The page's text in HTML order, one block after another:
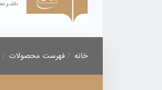
خانه فهرست محصولات